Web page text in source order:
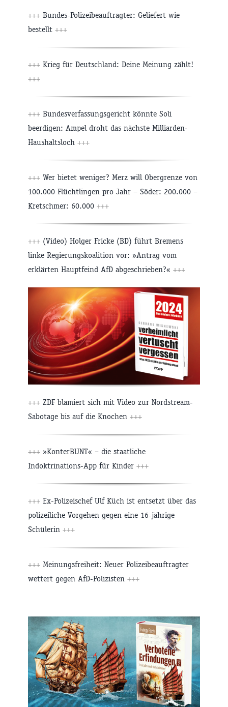
+++ Bundes-Polizeibeauftragter: Geliefert wie
bestellt +++
+++ Krieg für Deutschland: Deine Meinung zählt!
+++
+++ Bundesverfassungsgericht könnte Soli
beerdigen: Ampel droht das nächste Milliarden-
Haushaltsloch +++
+++ Wer bietet weniger? Merz will Obergrenze von
100.000 Flüchtlingen pro Jahr – Söder: 200.000 –
Kretschmer: 60.000 +++
+++ (Video) Holger Fricke (BD) führt Bremens
linke Regierungskoalition vor: »Antrag vom
erklärten Hauptfeind AfD abgeschrieben?« +++
+++ ZDF blamiert sich mit Video zur Nordstream-
Sabotage bis auf die Knochen +++
+++ »KonterBUNT« – die staatliche
Indoktrinations-App für Kinder +++
+++ Ex-Polizeischef Ulf Küch ist entsetzt über das
polizeiliche Vorgehen gegen eine 16-jährige
Schülerin +++
+++ Meinungsfreiheit: Neuer Polizeibeauftragter
wettert gegen AfD-Polizisten +++